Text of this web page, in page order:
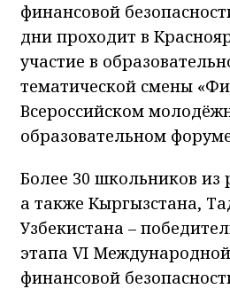
финансовой
дни проходит в
участие в
тематической смены
Всероссийском
образовательном
Более 30 школьников из
а также Кыргызстана,
Узбекистана –
этапа VI
финансовой